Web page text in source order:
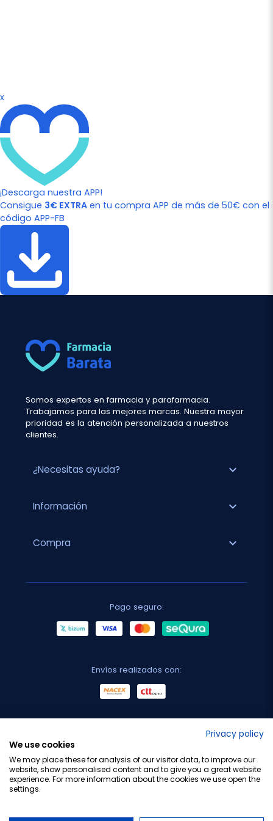
x
¡Descarga nuestra APP!
Consigue 3€ EXTRA en tu compra APP de más de 50€ con el
código APP-FB
Somos expertos en farmacia y parafarmacia.
Trabajamos para las mejores marcas. Nuestra mayor
prioridad es la atención personalizada a nuestros
clientes.
¿Necesitas ayuda? expand_more
Información expand_more
Compra expand_more
Pago seguro:
Envíos realizados con:
Privacy policy
We use cookies
We may place these for analysis of our visitor data, to improve our
website, show personalised content and to give you a great website
experience. For more information about the cookies we use open the
settings.